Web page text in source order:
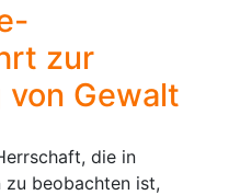
zur
von Gewalt
die in
zu beobachten ist,